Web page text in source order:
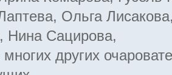
Ольга
Нина Сацирова,
других